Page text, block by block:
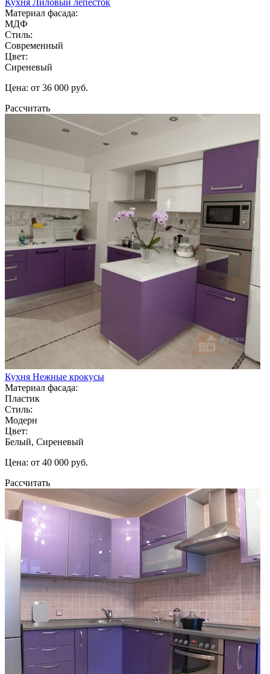
Материал фасада:
МДФ
Стиль:
Современный
Цвет:
Сиреневый
Цена: от 36 000 руб.
Рассчитать
Кухня Нежные крокусы
Материал фасада:
Пластик
Стиль:
Модерн
Цвет:
Белый, Сиреневый
Цена: от 40 000 руб.
Рассчитать